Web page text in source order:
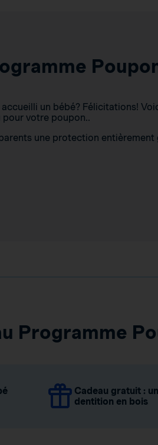
un bébé? Félicitations!
pour votre poupon..
une protection
Programme
Cadeau gratuit :
dentition en bois